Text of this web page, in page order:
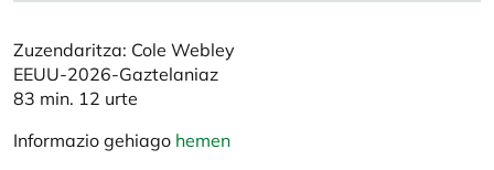
Zuzendaritza: Cole Webley
EEUU-2026-Gaztelaniaz
83 min. 12 urte
Informazio gehiago hemen